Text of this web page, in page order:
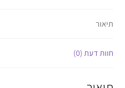
תיאור
חוות דעת (0)